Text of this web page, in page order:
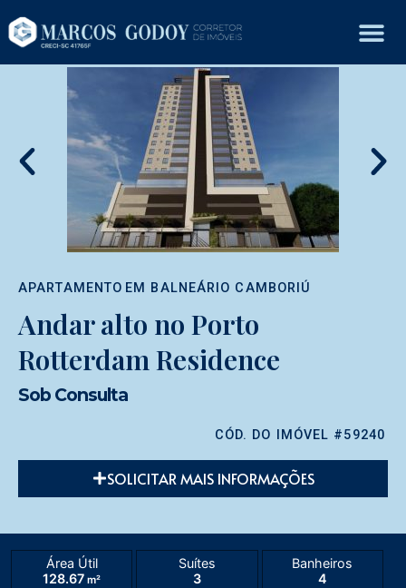
APARTAMENTO EM BALNEÁRIO CAMBORIÚ
Andar alto no Porto
Rotterdam Residence
Sob Consulta
CÓD. DO IMÓVEL #59240
SOLICITAR MAIS INFORMAÇÕES
Área Útil
128.67 m²
Suítes
3
Banheiros
4